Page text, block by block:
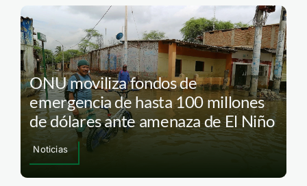
ONU moviliza fondos de
emergencia de hasta 100 millones
de dólares ante amenaza de El Niño
Noticias